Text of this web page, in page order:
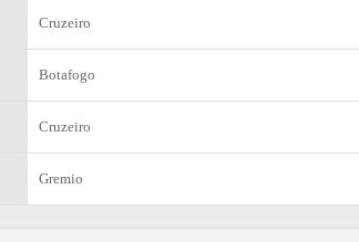
Cruzeiro
Botafogo
Cruzeiro
Gremio